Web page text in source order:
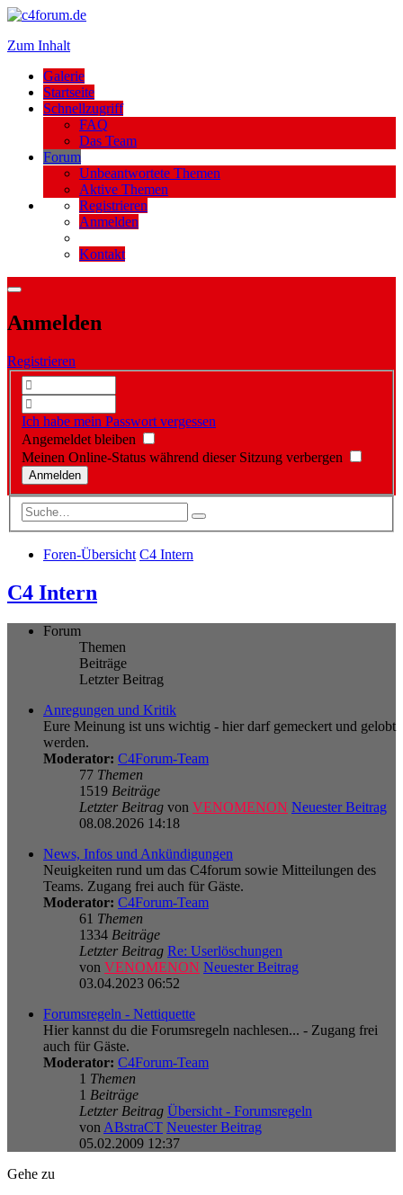
Zum Inhalt
Galerie
Startseite
Schnellzugriff
FAQ
Das Team
Forum
Unbeantwortete Themen
Aktive Themen
Registrieren
Anmelden
Kontakt
Anmelden
Registrieren
Ich habe mein Passwort vergessen
Angemeldet bleiben
Meinen Online-Status während dieser Sitzung verbergen
Foren-Übersicht C4 Intern
C4 Intern
Forum
Themen
Beiträge
Letzter Beitrag
Anregungen und Kritik
Eure Meinung ist uns wichtig - hier darf gemeckert und gelobt
werden.
Moderator: C4Forum-Team
77 Themen
1519 Beiträge
Letzter Beitrag von VENOMENON Neuester Beitrag
08.08.2026 14:18
News, Infos und Ankündigungen
Neuigkeiten rund um das C4forum sowie Mitteilungen des
Teams. Zugang frei auch für Gäste.
Moderator: C4Forum-Team
61 Themen
1334 Beiträge
Letzter Beitrag Re: Userlöschungen
von VENOMENON Neuester Beitrag
03.04.2023 06:52
Forumsregeln - Nettiquette
Hier kannst du die Forumsregeln nachlesen... - Zugang frei
auch für Gäste.
Moderator: C4Forum-Team
1 Themen
1 Beiträge
Letzter Beitrag Übersicht - Forumsregeln
von ABstraCT Neuester Beitrag
05.02.2009 12:37
Gehe zu